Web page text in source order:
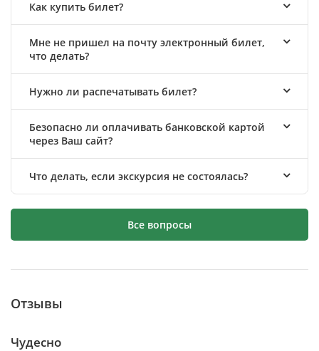
Как купить билет?
Мне не пришел на почту электронный билет,
что делать?
Нужно ли распечатывать билет?
Безопасно ли оплачивать банковской картой
через Ваш сайт?
Что делать, если экскурсия не состоялась?
Все вопросы
Отзывы
Чудесно